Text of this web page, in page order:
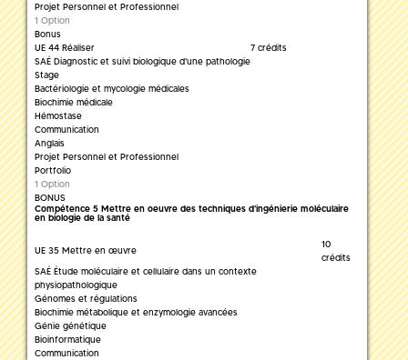
Projet Personnel et Professionnel
1 Option
Bonus
UE 44 Réaliser
7 crédits
SAÉ Diagnostic et suivi biologique d'une pathologie
Stage
Bactériologie et mycologie médicales
Biochimie médicale
Hémostase
Communication
Anglais
Projet Personnel et Professionnel
Portfolio
1 Option
BONUS
Compétence 5 Mettre en oeuvre des techniques d'ingénierie moléculaire
en biologie de la santé
UE 35 Mettre en œuvre
10
crédits
SAÉ Étude moléculaire et cellulaire dans un contexte
physiopathologique
Génomes et régulations
Biochimie métabolique et enzymologie avancées
Génie génétique
Bioinformatique
Communication